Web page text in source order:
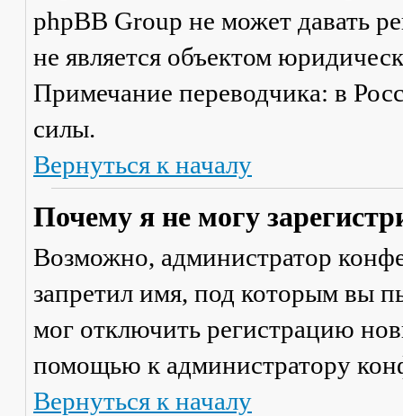
phpBB Group не может давать
не является объектом
Примечание переводчика: в
силы.
Вернуться к началу
Почему я не могу
Возможно, администратор
запретил имя, под которым вы
мог отключить регистрацию
помощью к администратору
Вернуться к началу